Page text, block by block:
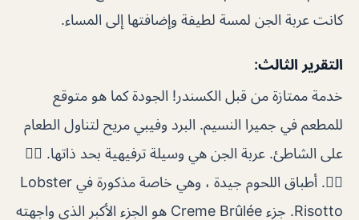
كانت عربة الجن لمسة لطيفة وإضافتها إلى المساء.
التقرير الثالث:
خدمة ممتازة من قبل الكسندر! الجودة كما هو متوقع
للمطعم في جميرا النسيم. البرد وفيبي مريح لتناول الطعام
على الشاطئ. عربة الجن هي وسيلة ترفيهية بحد ذاتها. 👍🏻
👍🏻. أطباق اللحوم جيدة ، وهي خاصة مذكورة في Lobster
Risotto. جزء Creme Brûlée هو الجزء الأكبر الذي واجهته